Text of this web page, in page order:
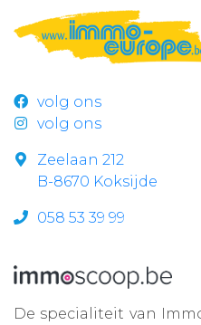
volg ons
volg ons
Zeelaan 212
B-8670 Koksijde
058 53 39 99
De specialiteit van